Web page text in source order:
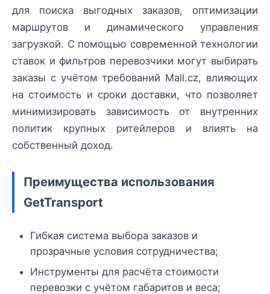
для поиска выгодных заказов, оптимизации
маршрутов и динамического управления
загрузкой. С помощью современной технологии
ставок и фильтров перевозчики могут выбирать
заказы с учётом требований Mall.cz, влияющих
на стоимость и сроки доставки, что позволяет
минимизировать зависимость от внутренних
политик крупных ритейлеров и влиять на
собственный доход.
Преимущества использования
GetTransport
Гибкая система выбора заказов и
прозрачные условия сотрудничества;
Инструменты для расчёта стоимости
перевозки с учётом габаритов и веса;